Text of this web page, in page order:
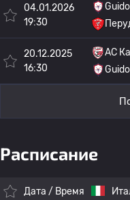
04.01.2026
19:30
20.12.2025
16:30
АС
Расписание
Дата / Время